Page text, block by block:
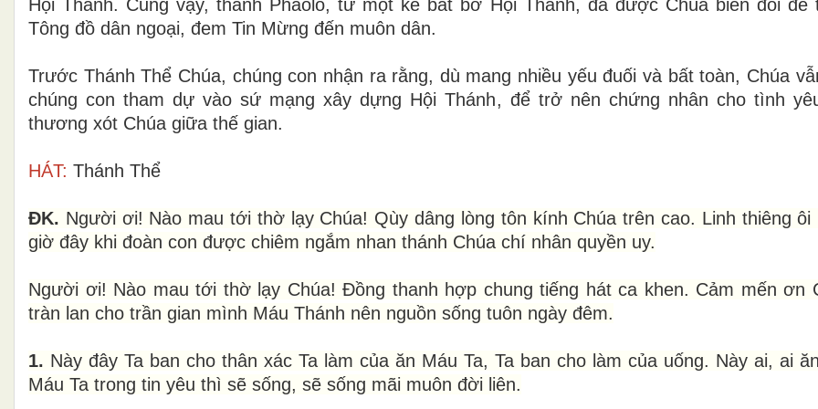
Hội Thánh. Cũng vậy, thánh Phaolô, từ một kẻ bắt bớ Hội Thánh, đã được Chúa biến đổi để
Tông đồ dân ngoại, đem Tin Mừng đến muôn dân.
Trước Thánh Thể Chúa, chúng con nhận ra rằng, dù mang nhiều yếu đuối và bất toàn, Chúa
chúng con tham dự vào sứ mạng xây dựng Hội Thánh, để trở nên chứng nhân cho tình
thương xót Chúa giữa thế gian.
HÁT: Thánh Thể
ĐK. Người ơi! Nào mau tới thờ lạy Chúa! Qùy dâng lòng tôn kính Chúa trên cao. Linh thiêng ôi
giờ đây khi đoàn con được chiêm ngắm nhan thánh Chúa chí nhân quyền uy.
Người ơi! Nào mau tới thờ lạy Chúa! Đồng thanh hợp chung tiếng hát ca khen. Cảm mến ơn
tràn lan cho trần gian mình Máu Thánh nên nguồn sống tuôn ngày đêm.
1. Này đây Ta ban cho thân xác Ta làm của ăn Máu Ta, Ta ban cho làm của uống. Này ai, ai
Máu Ta trong tin yêu thì sẽ sống, sẽ sống mãi muôn đời liên.